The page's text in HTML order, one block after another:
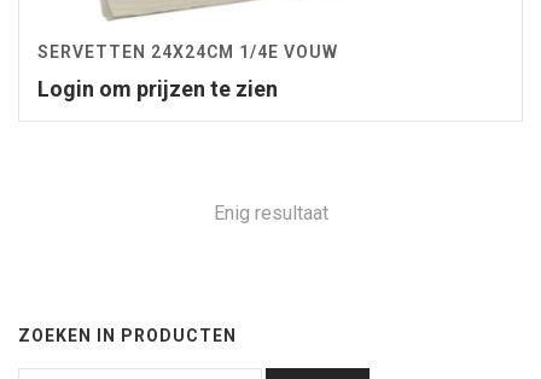
SERVETTEN 24X24CM 1/4E VOUW
Login om prijzen te zien
Enig resultaat
ZOEKEN IN PRODUCTEN